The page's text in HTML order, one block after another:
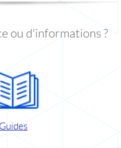
ou d'informations ?
Guides